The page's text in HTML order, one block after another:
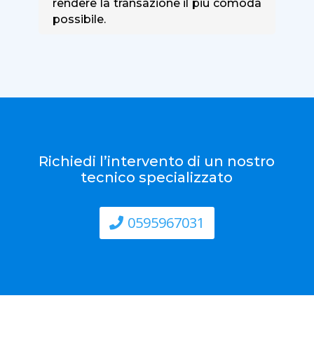
rendere la transazione il più comoda
possibile.
Richiedi l’intervento di un nostro
tecnico specializzato
0595967031